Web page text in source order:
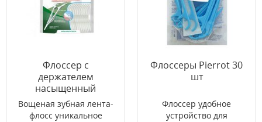
Флоссер с
держателем
насыщенный
гидроксиапатитом
Биорепейр 36 шт
Вощеная зубная лента-
флосс уникальное
Флоссеры Pierrot 30
шт
Флоссер удобное
устройство для